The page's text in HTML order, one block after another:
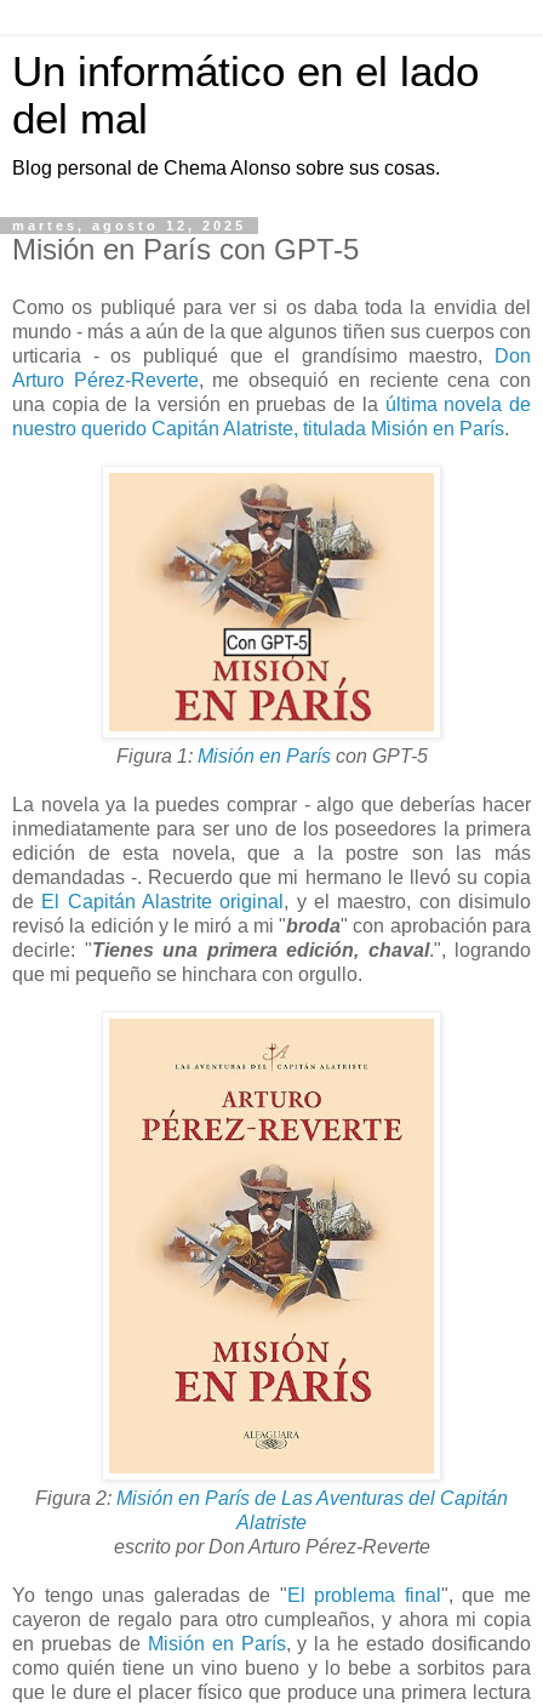
Un informático en el lado
del mal
Blog personal de Chema Alonso sobre sus cosas.
martes, agosto 12, 2025
Misión en París con GPT-5
Como os publiqué para ver si os daba toda la envidia del
mundo - más a aún de la que algunos tiñen sus cuerpos con
urticaria - os publiqué que el grandísimo maestro,
Don
Arturo Pérez-Reverte, me obsequió en reciente cena con
una copia de la versión en pruebas de la última novela de
nuestro querido Capitán Alatriste, titulada Misión en París.
Figura 1: Misión en Paríscon GPT-5
La novela ya la puedes comprar - algo que deberías hacer
inmediatamente para ser uno de los poseedores la primera
edición de esta novela, que a la postre son las más
demandadas -. Recuerdo que mi hermano le llevó su copia
de El Capitán Alastrite original , y el maestro, con disimulo
revisó la edición y le miró a mi "broda" con aprobación para
decirle: "Tienes una primera edición, chaval.", logrando
que mi pequeño se hinchara con orgullo.
Figura 2: Misión en París de Las Aventuras del Capitán
Alatriste
escrito por Don Arturo Pérez-Reverte
Yo tengo unas galeradas de "El problema final ", que me
cayeron de regalo para otro cumpleaños, y ahora mi copia
en pruebas de Misión en París, y la he estado dosificando
como quién tiene un vino bueno y lo bebe a sorbitos para
que le dure el placer físico que produce una primera lectura